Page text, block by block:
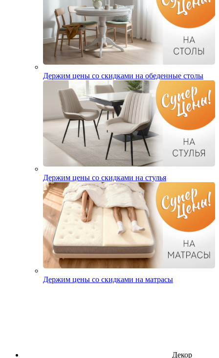
Держим цены со скидками на обеденные столы
Держим цены со скидками на стулья
Держим цены со скидками на матрасы
Декор